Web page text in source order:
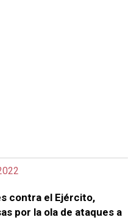
contra el Ejército,
por la ola de ataques a